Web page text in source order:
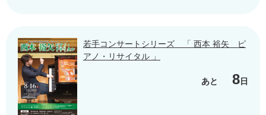
若手コンサートシリーズ 「 西本 裕矢 ピ
アノ・リサイタル 」
あと 8日